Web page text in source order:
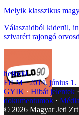
Melyik klasszikus
Válaszaidból kiderül,
szivarért rajongó
hello90
FILM
2014. június 1.
GYIK
Hibát jelentek
dokumentumok
© 2026 Magyar Jeti Zrt.